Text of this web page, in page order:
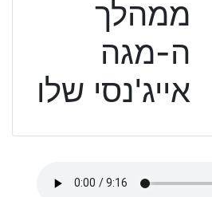
ממהלך
ה-מגה
אייג'נסי שלו